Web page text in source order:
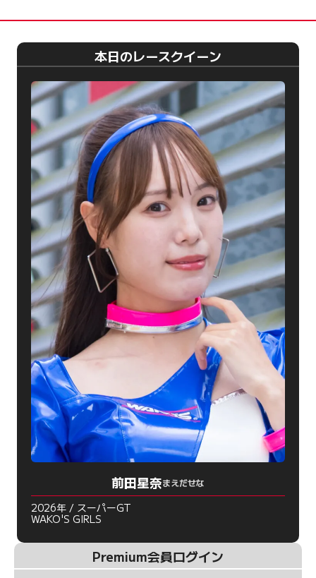
本日のレースクイーン
前田星奈まえだせな
2026年 / スーパーGT
WAKO'S GIRLS
Premium会員ログイン